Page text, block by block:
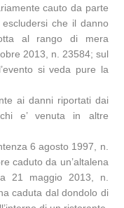
cauto da parte
che il danno
al rango di mera
2013, n. 23584; sul
si veda pure la
ai danni riportati dai
e’ venuta in altre
6 agosto 1997, n.
caduto da un’altalena
21 maggio 2013, n.
caduta dal dondolo di